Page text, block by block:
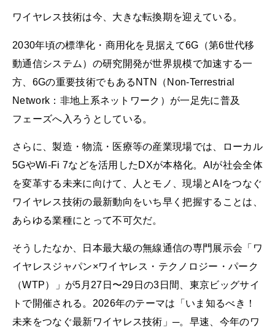
ワイヤレス技術は今、大きな転換期を迎えている。
2030年頃の標準化・商用化を見据えて6G（第6世代移
動通信システム）の研究開発が世界規模で加速する一
方、6Gの重要技術でもあるNTN（Non-Terrestrial
Network：非地上系ネットワーク）が一足先に普及
フェーズへ入ろうとしている。
さらに、製造・物流・医療等の産業現場では、ローカル
5GやWi-Fi 7などを活用したDXが本格化。AIが社会全体
を変革する未来に向けて、人とモノ、現場とAIをつなぐ
ワイヤレス技術の最新動向をいち早く把握することは、
あらゆる業種にとって不可欠だ。
そうしたなか、日本最大級の無線通信の専門展示会「ワ
イヤレスジャパン×ワイヤレス・テクノロジー・パーク
（WTP）」が5月27日〜29日の3日間、東京ビッグサイ
トで開催される。2026年のテーマは「いま知るべき！
未来をつなぐ最新ワイヤレス技術」─。早速、今年のワ